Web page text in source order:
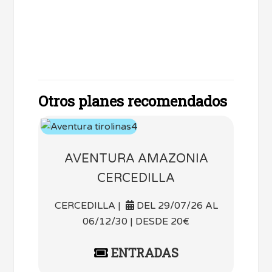
Otros planes recomendados
AVENTURA AMAZONIA
CERCEDILLA
CERCEDILLA |
DEL 29/07/26 AL
06/12/30 | DESDE 20€
ENTRADAS